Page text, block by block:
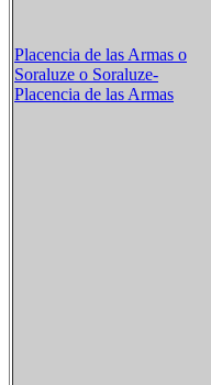
Placencia de las Armas o
Soraluze o Soraluze-
Placencia de las Armas